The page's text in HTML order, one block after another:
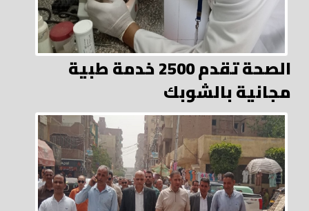
الصحة تقدم 2500 خدمة طبية
مجانية بالشوبك